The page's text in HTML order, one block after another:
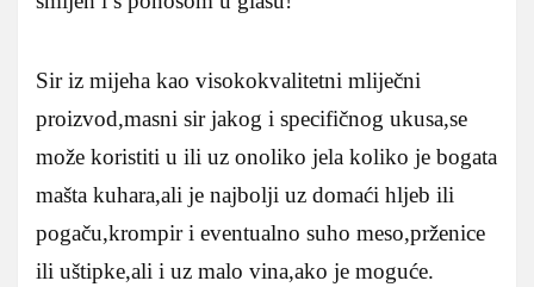
Sir iz mijeha kao visokokvalitetni mliječni
proizvod,masni sir jakog i specifičnog ukusa,se
može koristiti u ili uz onoliko jela koliko je bogata
mašta kuhara,ali je najbolji uz domaći hljeb ili
pogaču,krompir i eventualno suho meso,prženice
ili uštipke,ali i uz malo vina,ako je moguće.